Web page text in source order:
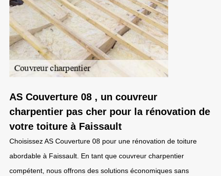
AS Couverture 08 , un couvreur
charpentier pas cher pour la rénovation de
votre toiture à Faissault
Choisissez AS Couverture 08 pour une rénovation de toiture
abordable à Faissault. En tant que couvreur charpentier
compétent, nous offrons des solutions économiques sans